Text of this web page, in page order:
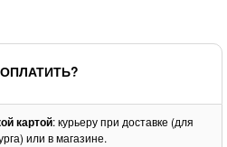
картой: курьеру при доставке (для
или в магазине.